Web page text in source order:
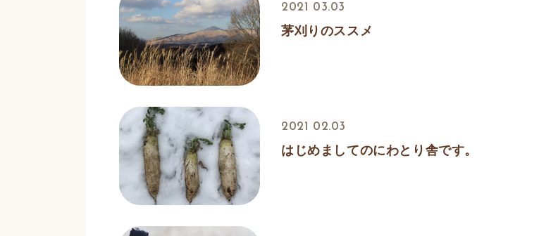
2021 03.03
茅刈りのススメ
2021 02.03
はじめましてのにわとり舎です。